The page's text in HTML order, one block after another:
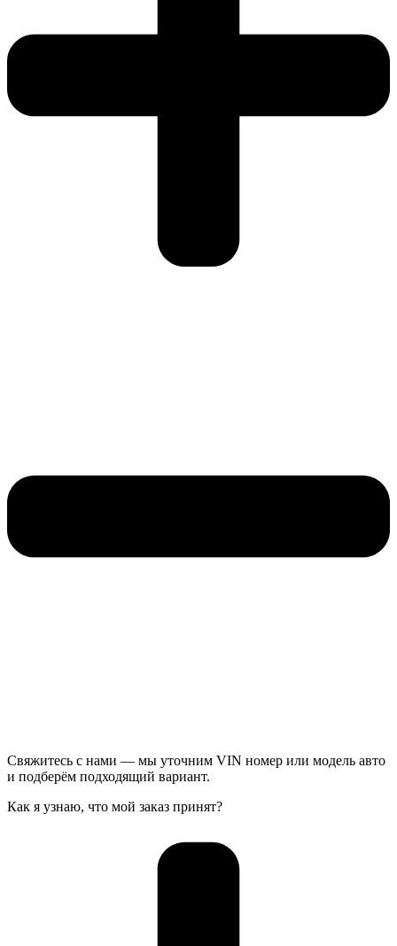
Свяжитесь с нами — мы уточним VIN номер или модель авто
и подберём подходящий вариант.
Как я узнаю, что мой заказ принят?